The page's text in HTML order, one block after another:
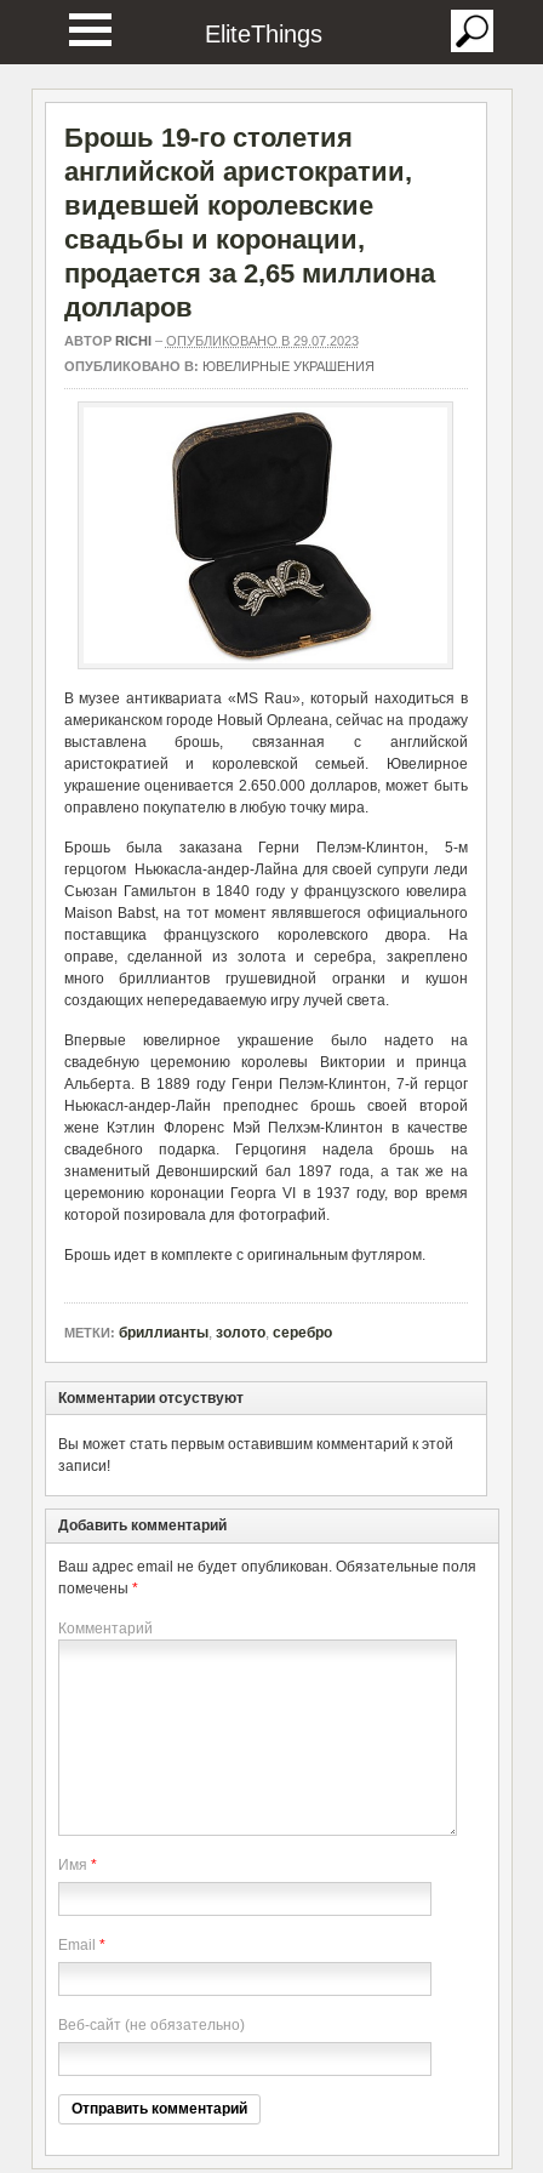
EliteThings
Брошь 19-го столетия
английской аристократии,
видевшей королевские
свадьбы и коронации,
продается за 2,65 миллиона
долларов
АВТОР RICHI– ОПУБЛИКОВАНО В 29.07.2023
ОПУБЛИКОВАНО В: ЮВЕЛИРНЫЕ УКРАШЕНИЯ
В музее антиквариата «MS Rau», который находиться в
американском городе Новый Орлеана, сейчас на продажу
выставлена брошь, связанная с английской
аристократией и королевской семьей. Ювелирное
украшение оценивается 2.650.000 долларов, может быть
оправлено покупателю в любую точку мира.
Брошь была заказана Герни Пелэм-Клинтон, 5-м
герцогом Ньюкасла-андер-Лайна для своей супруги леди
Сьюзан Гамильтон в 1840 году у французского ювелира
Maison Babst, на тот момент являвшегося официального
поставщика французского королевского двора. На
оправе, сделанной из золота и серебра, закреплено
много бриллиантов грушевидной огранки и кушон
создающих непередаваемую игру лучей света.
Впервые ювелирное украшение было надето на
свадебную церемонию королевы Виктории и принца
Альберта. В 1889 году Генри Пелэм-Клинтон, 7-й герцог
Ньюкасл-андер-Лайн преподнес брошь своей второй
жене Кэтлин Флоренс Мэй Пелхэм-Клинтон в качестве
свадебного подарка. Герцогиня надела брошь на
знаменитый Девонширский бал 1897 года, а так же на
церемонию коронации Георга VI в 1937 году, вор время
которой позировала для фотографий.
Брошь идет в комплекте с оригинальным футляром.
МЕТКИ: бриллианты, золото, серебро
Комментарии отсуствуют
Вы может стать первым оставившим комментарий к этой
записи!
Добавить комментарий
Ваш адрес email не будет опубликован. Обязательные поля
помечены *
Комментарий
Имя *
Email *
Веб-сайт (не обязательно)